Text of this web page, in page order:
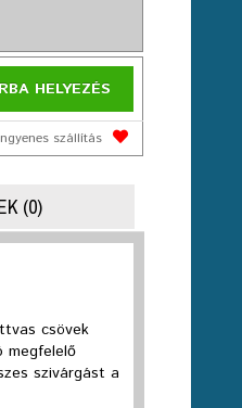
HELYEZÉS
szállítás
(0)
csövek
megfelelő
szivárgást a